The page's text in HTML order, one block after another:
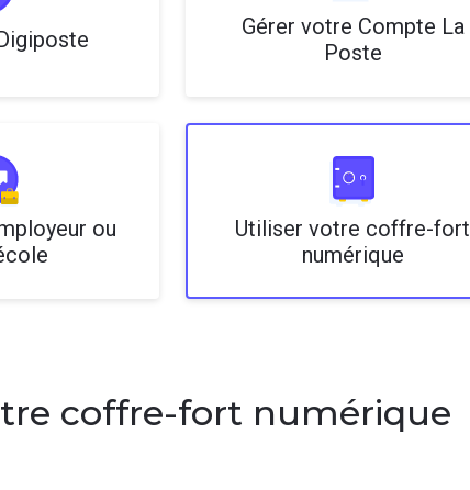
Gérer votre Compte La
Poste
ou
Utiliser votre coffre-fort
numérique
coffre-fort numérique